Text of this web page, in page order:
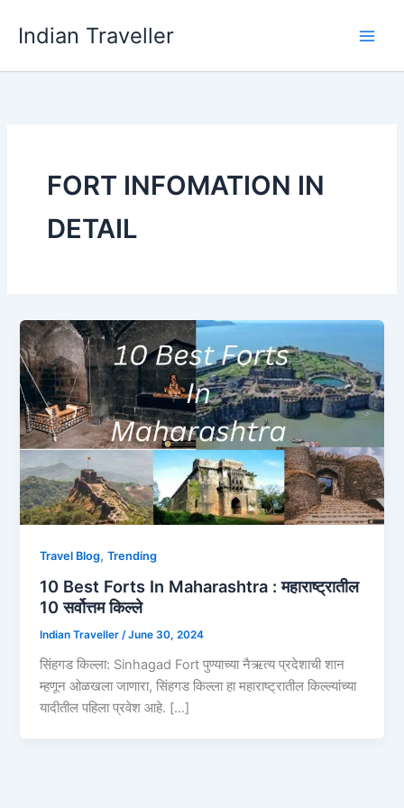
Indian Traveller
FORT INFOMATION IN
DETAIL
Travel Blog,Trending
10 Best Forts In Maharashtra : महाराष्ट्रातील
10 सर्वोत्तम किल्ले
Indian Traveller/June 30, 2024
सिंहगड किल्ला: Sinhagad Fort पुण्याच्या नैऋत्य प्रदेशाची शान
म्हणून ओळखला जाणारा, सिंहगड किल्ला हा महाराष्ट्रातील किल्ल्यांच्या
यादीतील पहिला प्रवेश आहे. […]